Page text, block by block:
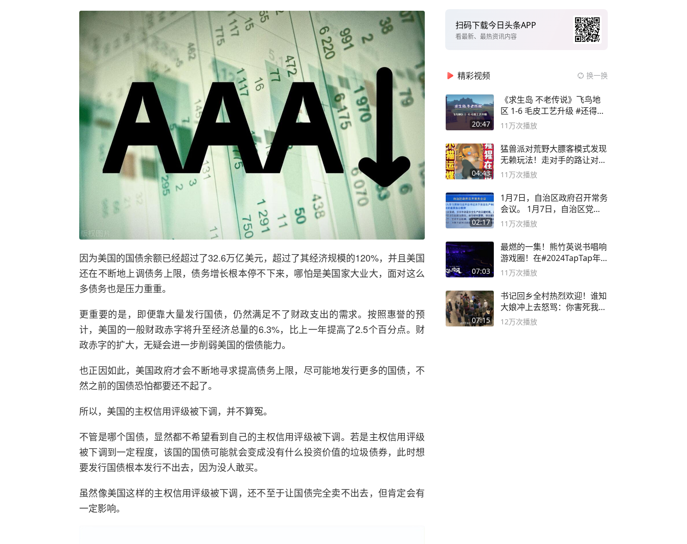
因为美国的国债余额已经超过了32.6万亿美元，超过了其经济规模的120%，并且美国
还在不断地上调债务上限，债务增长根本停不下来，哪怕是美国家大业大，面对这么
多债务也是压力重重。
更重要的是，即便靠大量发行国债，仍然满足不了财政支出的需求。按照惠誉的预
计，美国的一般财政赤字将升至经济总量的6.3%，比上一年提高了2.5个百分点。财
政赤字的扩大，无疑会进一步削弱美国的偿债能力。
也正因如此，美国政府才会不断地寻求提高债务上限，尽可能地发行更多的国债，不
然之前的国债恐怕都要还不起了。
所以，美国的主权信用评级被下调，并不算冤。
不管是哪个国债，显然都不希望看到自己的主权信用评级被下调。若是主权信用评级
被下调到一定程度，该国的国债可能就会变成没有什么投资价值的垃圾债券，此时想
要发行国债根本发行不出去，因为没人敢买。
虽然像美国这样的主权信用评级被下调，还不至于让国债完全卖不出去，但肯定会有
一定影响。
扫码下载今日头条APP
看最新、最热资讯内容
精彩视频 换一换
20:47
《求生岛 不老传说》飞鸟地
区 1-6 毛皮工艺升级 #还得是
主机大作
11万次播放
04:43
猛兽派对荒野大膘客模式发现
无赖玩法！走对手的路让对手
无路可走
11万次播放
02:17
1月7日，自治区政府召开常务
会议。 1月7日，自治区党委
副书记
11万次播放
07:03
最燃的一集！熊竹英说书唱响
游戏圈！在#2024TapTap年
度游戏大赏
11万次播放
07:15
书记回乡全村热烈欢迎！谁知
大娘冲上去怒骂：你害死我儿
子
12万次播放